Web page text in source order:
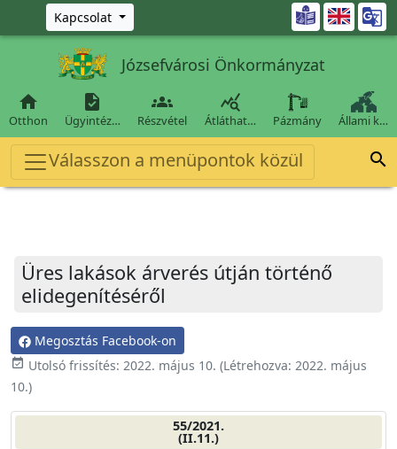
Ugrás a fő tartalomra
Kapcsolat 
Józsefvárosi Önkormányzat

Otthon

Ügyintéz…

Részvétel

Átláthat… Pázmány Állami k…
Válasszon a menüpontok közül 
Üres lakások árverés útján történő
elidegenítéséről
Megosztás Facebook-on
event_available Utolsó frissítés: 2022. május 10. (Létrehozva: 2022. május
10.)
55/2021.
(II.11.)